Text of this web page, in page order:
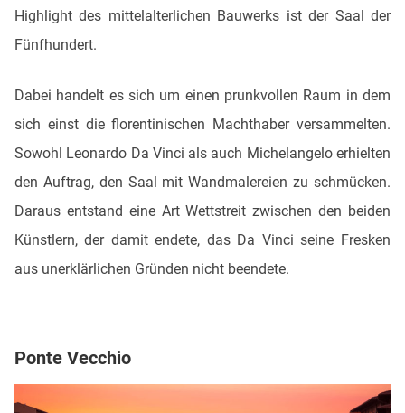
Highlight des mittelalterlichen Bauwerks ist der Saal der
Fünfhundert.
Dabei handelt es sich um einen prunkvollen Raum in dem
sich einst die florentinischen Machthaber versammelten.
Sowohl Leonardo Da Vinci als auch Michelangelo erhielten
den Auftrag, den Saal mit Wandmalereien zu schmücken.
Daraus entstand eine Art Wettstreit zwischen den beiden
Künstlern, der damit endete, das Da Vinci seine Fresken
aus unerklärlichen Gründen nicht beendete.
Ponte Vecchio